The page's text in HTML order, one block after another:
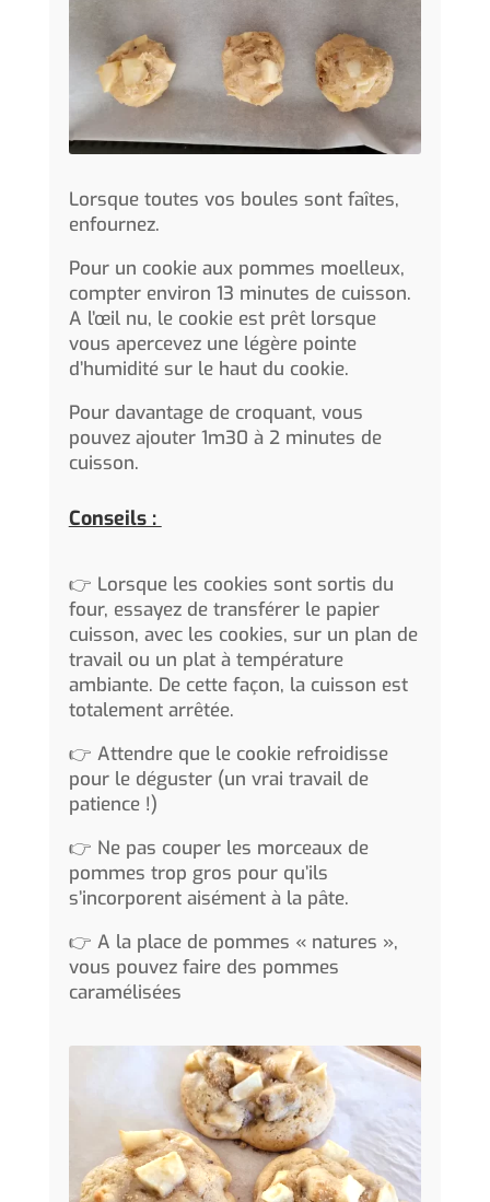
Lorsque toutes vos boules sont faîtes,
enfournez.
Pour un cookie aux pommes moelleux,
compter environ 13 minutes de cuisson.
A l’œil nu, le cookie est prêt lorsque
vous apercevez une légère pointe
d’humidité sur le haut du cookie.
Pour davantage de croquant, vous
pouvez ajouter 1m30 à 2 minutes de
cuisson.
Conseils :
👉 Lorsque les cookies sont sortis du
four, essayez de transférer le papier
cuisson, avec les cookies, sur un plan de
travail ou un plat à température
ambiante. De cette façon, la cuisson est
totalement arrêtée.
👉 Attendre que le cookie refroidisse
pour le déguster (un vrai travail de
patience !)
👉 Ne pas couper les morceaux de
pommes trop gros pour qu’ils
s’incorporent aisément à la pâte.
👉 A la place de pommes « natures »,
vous pouvez faire des pommes
caramélisées